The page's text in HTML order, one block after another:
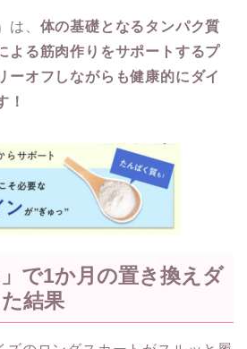
」は、 体の基礎となる タンパク質
よる筋肉作りをサポートするプ
ーオフしながらも健康的にダイ
！
」で1か月の置き換えダ
結果